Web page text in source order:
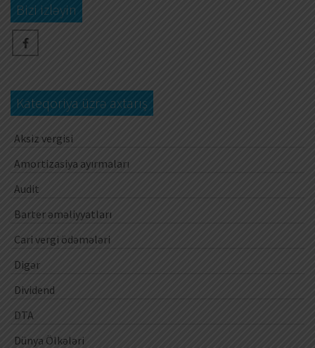
Bizi izləyin
Kateqoriya üzrə axtarış
Aksiz vergisi
Amortizasiya ayırmaları
Audit
Barter əməliyyatları
Cari vergi ödəmələri
Digər
Dividend
DTA
Dünya Ölkələri